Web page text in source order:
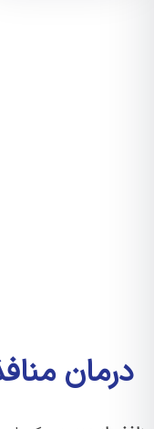
درمان